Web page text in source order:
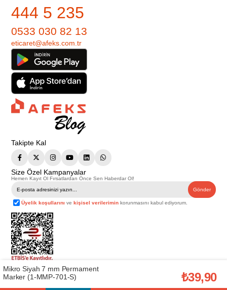
444 5 235
0533 030 82 13
eticaret@afeks.com.tr
Takipte Kal
Size Özel Kampanyalar
Hemen Kayıt Ol Fırsatlardan Önce Sen Haberdar Ol!
Gönder
Üyelik koşullarını vekişisel verilerimin korunmasını kabul ediyorum.
Telif Hakkı © 2026Afeks Yapı Market
. Tüm hakları saklıdır.
Bu web sitesindeki tüm ürünler ticari amaçlıdır. Web sitemizde yer alan
görsel ve yazılı içerikler firmamıza ait olup, firmamızın yazılı izni alınmadan
Mikro Siyah 7 mm Permament
Marker (1-MMP-701-S)
₺39,90